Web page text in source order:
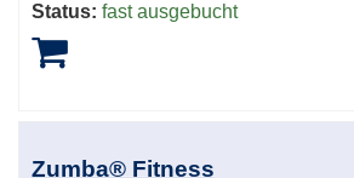
Status: fast ausgebucht
Zumba® Fitness